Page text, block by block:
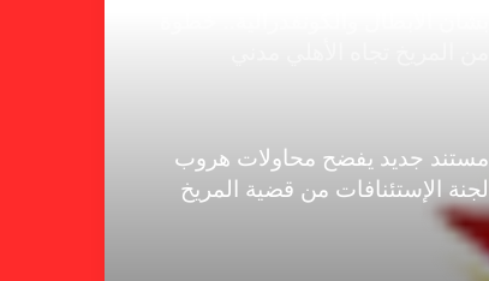
مستند جديد يفضح محاولات هروب
لجنة الإستئنافات من قضية المريخ